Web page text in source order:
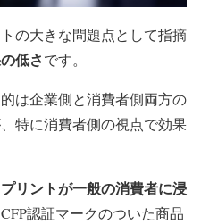
の大きな問題点として指摘
低さです。
は企業側と消費者側両方の
特に消費者側の視点で効果
リントが一般の消費者に浸
認証マークのついた商品